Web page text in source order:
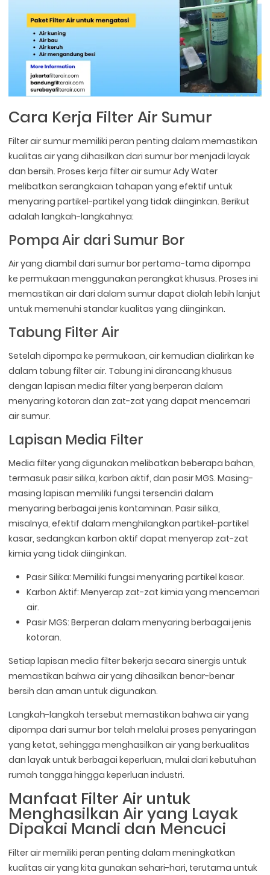
Cara Kerja Filter Air Sumur
Filter air sumur memiliki peran penting dalam memastikan
kualitas air yang dihasilkan dari sumur bor menjadi layak
dan bersih. Proses kerja filter air sumur Ady Water
melibatkan serangkaian tahapan yang efektif untuk
menyaring partikel-partikel yang tidak diinginkan. Berikut
adalah langkah-langkahnya:
Pompa Air dari Sumur Bor
Air yang diambil dari sumur bor pertama-tama dipompa
ke permukaan menggunakan perangkat khusus. Proses ini
memastikan air dari dalam sumur dapat diolah lebih lanjut
untuk memenuhi standar kualitas yang diinginkan.
Tabung Filter Air
Setelah dipompa ke permukaan, air kemudian dialirkan ke
dalam tabung filter air. Tabung ini dirancang khusus
dengan lapisan media filter yang berperan dalam
menyaring kotoran dan zat-zat yang dapat mencemari
air sumur.
Lapisan Media Filter
Media filter yang digunakan melibatkan beberapa bahan,
termasuk pasir silika, karbon aktif, dan pasir MGS. Masing-
masing lapisan memiliki fungsi tersendiri dalam
menyaring berbagai jenis kontaminan. Pasir silika,
misalnya, efektif dalam menghilangkan partikel-partikel
kasar, sedangkan karbon aktif dapat menyerap zat-zat
kimia yang tidak diinginkan.
Pasir Silika: Memiliki fungsi menyaring partikel kasar.
Karbon Aktif: Menyerap zat-zat kimia yang mencemari
air.
Pasir MGS: Berperan dalam menyaring berbagai jenis
kotoran.
Setiap lapisan media filter bekerja secara sinergis untuk
memastikan bahwa air yang dihasilkan benar-benar
bersih dan aman untuk digunakan.
Langkah-langkah tersebut memastikan bahwa air yang
dipompa dari sumur bor telah melalui proses penyaringan
yang ketat, sehingga menghasilkan air yang berkualitas
dan layak untuk berbagai keperluan, mulai dari kebutuhan
rumah tangga hingga keperluan industri.
Manfaat Filter Air untuk
Menghasilkan Air yang Layak
Dipakai Mandi dan Mencuci
Filter air memiliki peran penting dalam meningkatkan
kualitas air yang kita gunakan sehari-hari, terutama untuk